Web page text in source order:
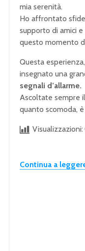
mia serenità.
Ho affrontato
supporto di amici
questo momento
Questa
insegnato una
segnali d’allarme.
Ascoltate sempre
quanto scomoda,
Visualizzazioni:
Continua a